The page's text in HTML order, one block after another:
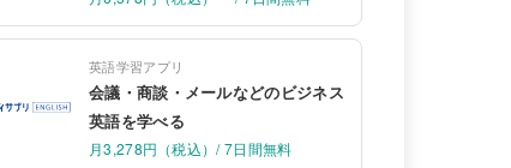
英語学習アプリ
会議・商談・メールなどのビジネス
英語を学べる
月3,278円（税込）/ 7日間無料